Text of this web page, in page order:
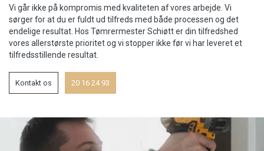
Vi går ikke på kompromis med kvaliteten af vores arbejde. Vi
sørger for at du er fuldt ud tilfreds med både processen og det
endelige resultat. Hos Tømrermester Schiøtt er din tilfredshed
vores allerstørste prioritet og vi stopper ikke før vi har leveret et
tilfredsstillende resultat.
Kontakt os 20 16 24 93